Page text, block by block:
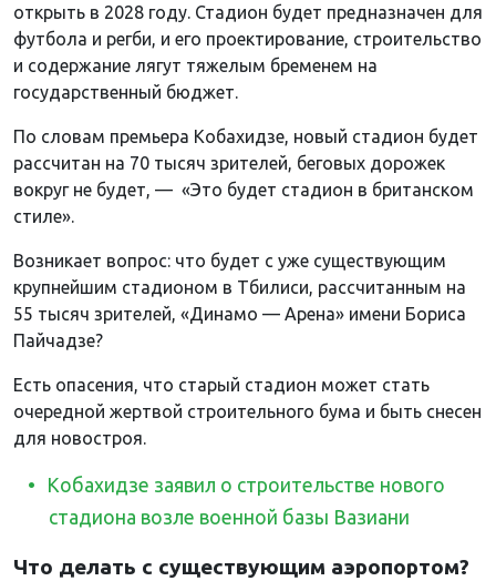
открыть в 2028 году. Стадион будет предназначен для
футбола и регби, и его проектирование, строительство
и содержание лягут тяжелым бременем на
государственный бюджет.
По словам премьера Кобахидзе, новый стадион будет
рассчитан на 70 тысяч зрителей, беговых дорожек
вокруг не будет, — «Это будет стадион в британском
стиле».
Возникает вопрос: что будет с уже существующим
крупнейшим стадионом в Тбилиси, рассчитанным на
55 тысяч зрителей, «Динамо — Арена» имени Бориса
Пайчадзе?
Есть опасения, что старый стадион может стать
очередной жертвой строительного бума и быть снесен
для новостроя.
Кобахидзе заявил о строительстве нового
стадиона возле военной базы Вазиани
Что делать с существующим аэропортом?